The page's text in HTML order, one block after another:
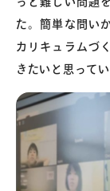
た。簡単な問い
カリキュラムづ
きたいと思ってい